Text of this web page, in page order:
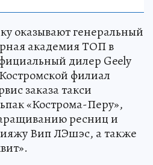
оказывают генеральный
академия ТОП в
дилер Geely
филиал
заказа такси
«Кострома-Перу»,
ресниц и
Вип ЛЭшэс, а также